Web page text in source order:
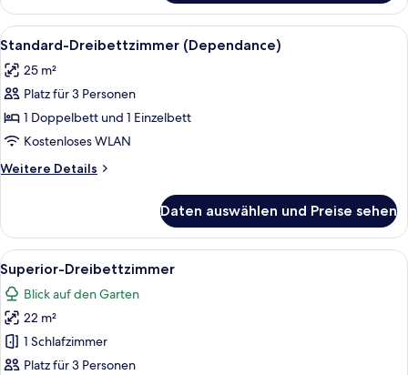
Zweibettzimmer,
2 Einzelbetten,
Annex
Alle
Fotos
für
Standard-
Dreibettzimmer
(Dependance)
anzeigen
Ein Hotelzimmer mit drei
4
Standard-Dreibettzimmer (Dependance)
25 m²
Platz für 3 Personen
1 Doppelbett und 1 Einzelbett
Kostenloses WLAN
Weitere Details
Weitere
Dreibettzimmer
(Dependance)
Daten auswählen und Preise sehen
Alle
Fotos
für
Superior-
Dreibettzimmer
anzeigen
Ein Doppelbett mit weißer
5
Superior-Dreibettzimmer
Blick auf den Garten
22 m²
1 Schlafzimmer
Platz für 3 Personen